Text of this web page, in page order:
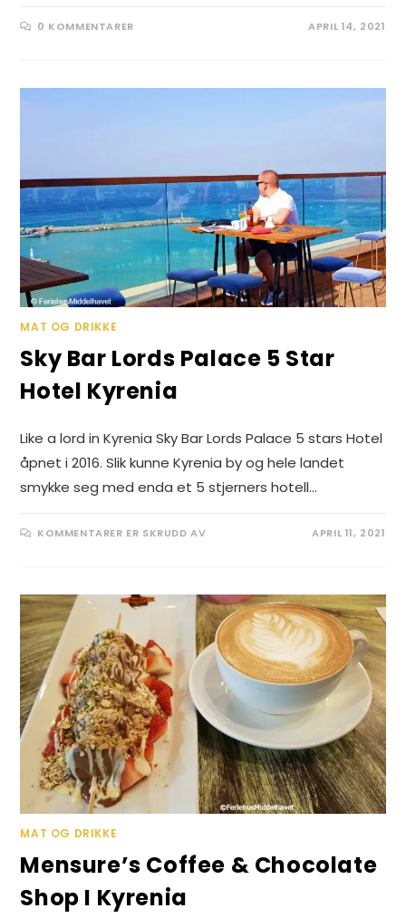
0 KOMMENTARER APRIL 14, 2021
MAT OG DRIKKE
Sky Bar Lords Palace 5 Star
Hotel Kyrenia
Like a lord in Kyrenia Sky Bar Lords Palace 5 stars Hotel
åpnet i 2016. Slik kunne Kyrenia by og hele landet
smykke seg med enda et 5 stjerners hotell…
KOMMENTARER ER SKRUDD AVFOR
5
STAR
HOTEL
KYRENIA
APRIL 11, 2021
MAT OG DRIKKE
Mensure’s Coffee & Chocolate
Shop I Kyrenia